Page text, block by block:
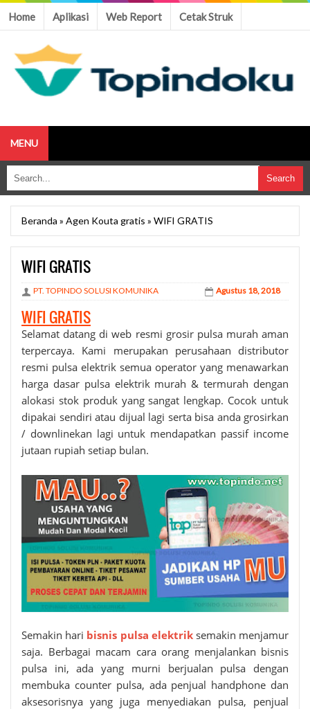
Home Aplikasi Web Report Cetak Struk
MENU
Beranda » Agen Kouta gratis » WIFI GRATIS
WIFI GRATIS
PT. TOPINDO SOLUSI KOMUNIKA Agustus 18, 2018
WIFI GRATIS
Selamat datang di web resmi grosir pulsa murah aman
terpercaya. Kami merupakan perusahaan distributor
resmi pulsa elektrik semua operator yang menawarkan
harga dasar pulsa elektrik murah & termurah dengan
alokasi stok produk yang sangat lengkap. Cocok untuk
dipakai sendiri atau dijual lagi serta bisa anda grosirkan
/ downlinekan lagi untuk mendapatkan passif income
jutaan rupiah setiap bulan.
Semakin hari bisnis pulsa elektriksemakin menjamur
saja. Berbagai macam cara orang menjalankan bisnis
pulsa ini, ada yang murni berjualan pulsa dengan
membuka counter pulsa, ada penjual handphone dan
aksesorisnya yang juga menyediakan pulsa, penjual